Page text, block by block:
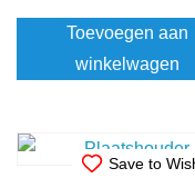
Toevoegen aan
winkelwagen
Save to